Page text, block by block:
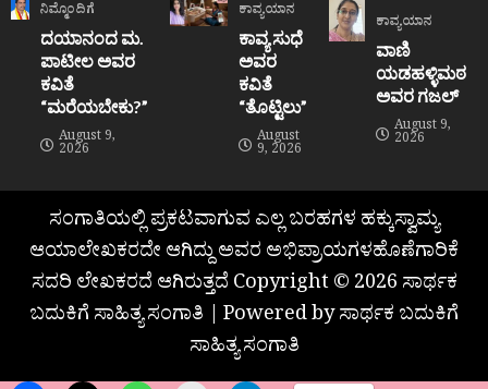
ನಿಮ್ಮೊಂದಿಗೆ
ದಯಾನಂದ ಮ.
ಪಾಟೀಲ ಅವರ
ಕವಿತೆ
“ಮರೆಯಬೇಕು?”
August 9,
2026
ಕಾವ್ಯಯಾನ
ಕಾವ್ಯ ಸುಧೆ
ಅವರ
ಕವಿತೆ
“ತೊಟ್ಟಿಲು”
August
9, 2026
ಕಾವ್ಯಯಾನ
ವಾಣಿ
ಯಡಹಳ್ಳಿಮಠ
ಅವರ ಗಜಲ್
August 9,
2026
ಸಂಗಾತಿಯಲ್ಲಿ ಪ್ರಕಟವಾಗುವ ಎಲ್ಲ ಬರಹಗಳ ಹಕ್ಕುಸ್ವಾಮ್ಯ
ಆಯಾಲೇಖಕರದೇ ಆಗಿದ್ದು ಅವರ ಅಭಿಪ್ರಾಯಗಳಹೊಣೆಗಾರಿಕೆ
ಸದರಿ ಲೇಖಕರದೆ ಆಗಿರುತ್ತದೆ Copyright © 2026 ಸಾರ್ಥಕ
ಬದುಕಿಗೆ ಸಾಹಿತ್ಯ ಸಂಗಾತಿ | Powered by ಸಾರ್ಥಕ ಬದುಕಿಗೆ
ಸಾಹಿತ್ಯ ಸಂಗಾತಿ